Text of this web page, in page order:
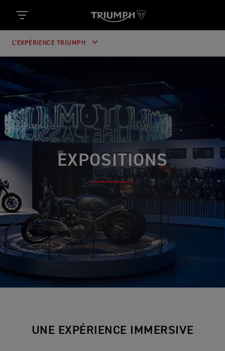
L’EXPÉRIENCE TRIUMPH
EXPOSITIONS
UNE EXPÉRIENCE IMMERSIVE